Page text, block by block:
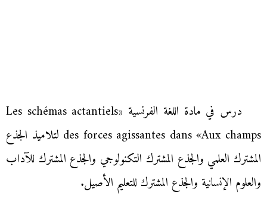
درس في مادة اللغة الفرنسية «Les schémas actantiels
des forces agissantes dans «Aux champs لتلاميذ الجذع
المشترك العلمي والجذع المشترك التكنولوجي والجذع المشترك للآداب
والعلوم الإنسانية والجذع المشترك للتعليم الأصيل.